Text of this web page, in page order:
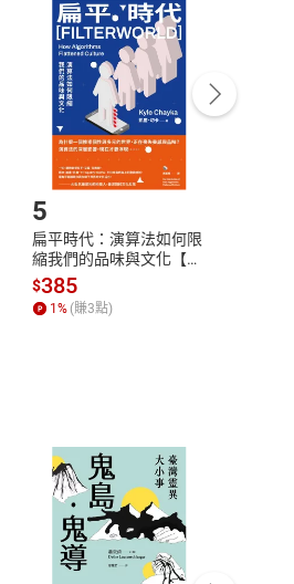
「申請取消訂單/退
完成訂單
Complete
5
扁平時代：演算法如何限
縮我們的品味與文化【電
子書】
$385
1% (賺3點)